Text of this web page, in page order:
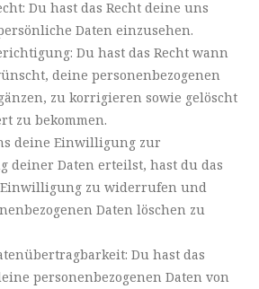
Du hast das Recht deine uns
Daten einzusehen.
Du hast das Recht wann
deine personenbezogenen
zu korrigieren sowie gelöscht
zu bekommen.
deine Einwilligung zur
deiner Daten erteilst, hast du das
Einwilligung zu widerrufen und
Daten löschen zu
Du hast das
personenbezogenen Daten von